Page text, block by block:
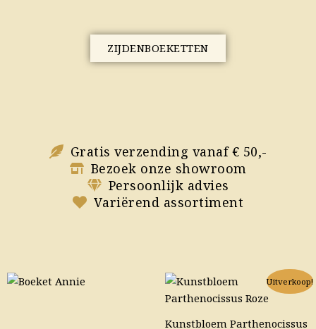
ZIJDENBOEKETTEN
Gratis verzending vanaf € 50,-
Bezoek onze showroom
Persoonlijk advies
Variërend assortiment
Uitverkoop!
Kunstbloem Parthenocissus
Oorspronkelijke
prijs
Huidige
prijs